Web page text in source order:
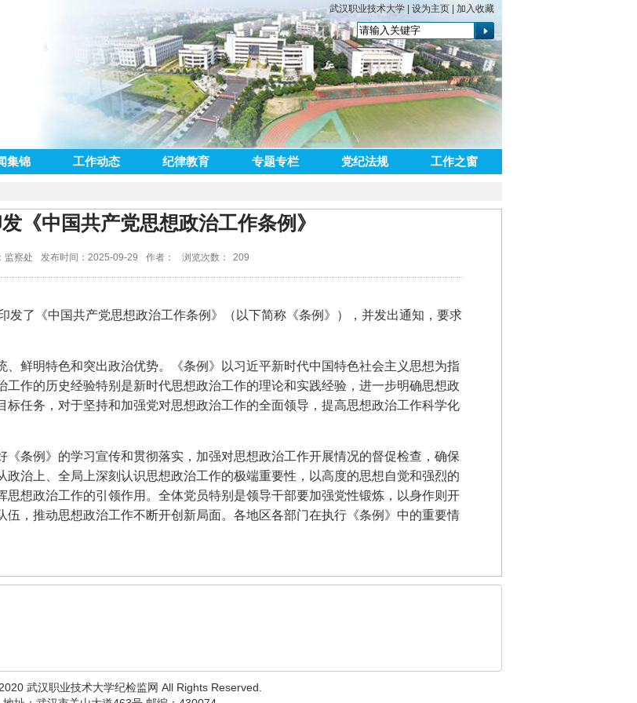
武汉职业技术大学 设为主页 加入收藏
集锦 工作动态 纪律教育 专题专栏 党纪法规 工作之窗
《中国共产党思想政治工作条例》
监察处 发布时间：2025-09-29 作者： 浏览次数： 209
发了《中国共产党思想政治工作条例》（以下简称《条例》），并发出通知，要求
、鲜明特色和突出政治优势。《条例》以习近平新时代中国特色社会主义思想为指
作的历史经验特别是新时代思想政治工作的理论和实践经验，进一步明确思想政
任务，对于坚持和加强党对思想政治工作的全面领导，提高思想政治工作科学化
《条例》的学习宣传和贯彻落实，加强对思想政治工作开展情况的督促检查，确保
政治上、全局上深刻认识思想政治工作的极端重要性，以高度的思想自觉和强烈的
想政治工作的引领作用。全体党员特别是领导干部要加强党性锻炼，以身作则开
伍，推动思想政治工作不断开创新局面。各地区各部门在执行《条例》中的重要情
武汉职业技术大学纪检监网 All Rights Reserved.